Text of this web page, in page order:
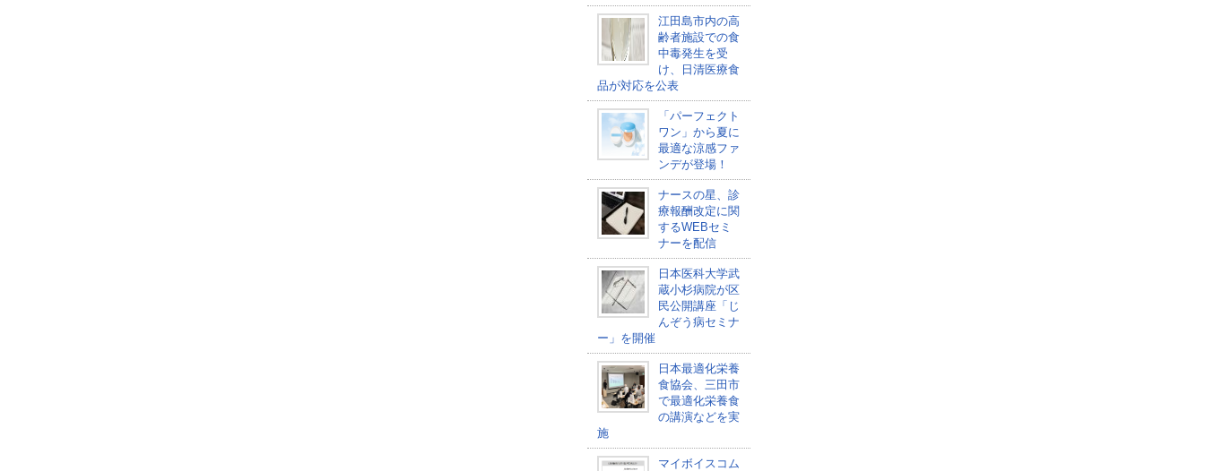
江田島市内の高
齢者施設での食
中毒発生を受
け、日清医療食
品が対応を公表
「パーフェクト
ワン」から夏に
最適な涼感ファ
ンデが登場！
ナースの星、診
療報酬改定に関
するWEBセミ
ナーを配信
日本医科大学武
蔵小杉病院が区
民公開講座「じ
んぞう病セミナ
ー」を開催
日本最適化栄養
食協会、三田市
で最適化栄養食
の講演などを実
施
マイボイスコム